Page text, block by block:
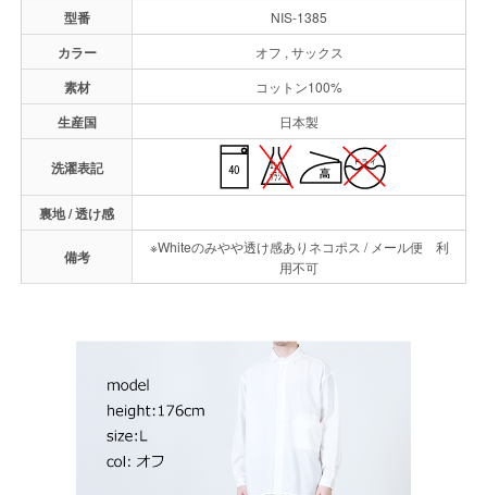
型番 NIS-1385
カラー オフ , サックス
素材 コットン100%
生産国 日本製
洗濯表記
裏地 / 透け感
備考
※Whiteのみやや透け感ありネコポス / メール便 利
用不可